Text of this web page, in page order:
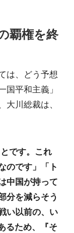
覇権を終
は、どう予想
平和主義」
大川総裁は、
です。これ
のです」「ト
中国が持って
分を減らそう
い以前の、い
るため、『そ